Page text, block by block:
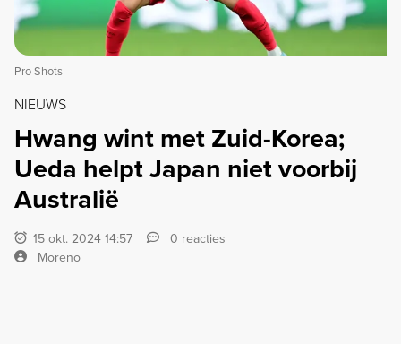
Pro Shots
NIEUWS
Hwang wint met Zuid-Korea;
Ueda helpt Japan niet voorbij
Australië
15 okt. 2024 14:57
0 reacties
Moreno